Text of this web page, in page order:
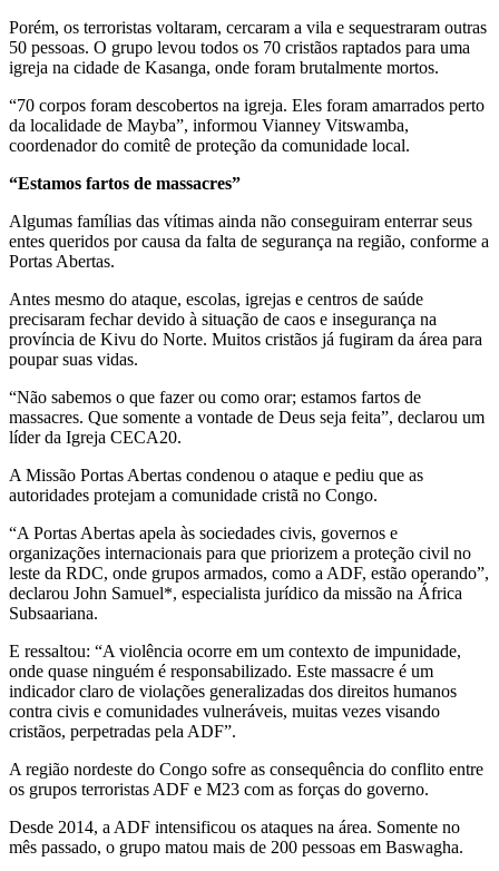
Porém, os terroristas voltaram, cercaram a vila e sequestraram outras
50 pessoas. O grupo levou todos os 70 cristãos raptados para uma
igreja na cidade de Kasanga, onde foram brutalmente mortos.
“70 corpos foram descobertos na igreja. Eles foram amarrados perto
da localidade de Mayba”, informou Vianney Vitswamba,
coordenador do comitê de proteção da comunidade local.
“Estamos fartos de massacres”
Algumas famílias das vítimas ainda não conseguiram enterrar seus
entes queridos por causa da falta de segurança na região, conforme a
Portas Abertas.
Antes mesmo do ataque, escolas, igrejas e centros de saúde
precisaram fechar devido à situação de caos e insegurança na
província de Kivu do Norte. Muitos cristãos já fugiram da área para
poupar suas vidas.
“Não sabemos o que fazer ou como orar; estamos fartos de
massacres. Que somente a vontade de Deus seja feita”, declarou um
líder da Igreja CECA20.
A Missão Portas Abertas condenou o ataque e pediu que as
autoridades protejam a comunidade cristã no Congo.
“A Portas Abertas apela às sociedades civis, governos e
organizações internacionais para que priorizem a proteção civil no
leste da RDC, onde grupos armados, como a ADF, estão operando”,
declarou John Samuel*, especialista jurídico da missão na África
Subsaariana.
E ressaltou: “A violência ocorre em um contexto de impunidade,
onde quase ninguém é responsabilizado. Este massacre é um
indicador claro de violações generalizadas dos direitos humanos
contra civis e comunidades vulneráveis, muitas vezes visando
cristãos, perpetradas pela ADF”.
A região nordeste do Congo sofre as consequência do conflito entre
os grupos terroristas ADF e M23 com as forças do governo.
Desde 2014, a ADF intensificou os ataques na área. Somente no
mês passado, o grupo matou mais de 200 pessoas em Baswagha.